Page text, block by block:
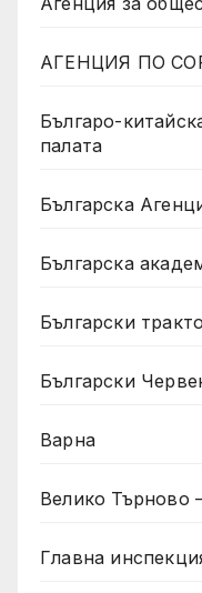
АГЕНЦИЯ ПО
Българо-
палата
Българска
Българска
Български
Български
Варна
Велико Търново
Главна